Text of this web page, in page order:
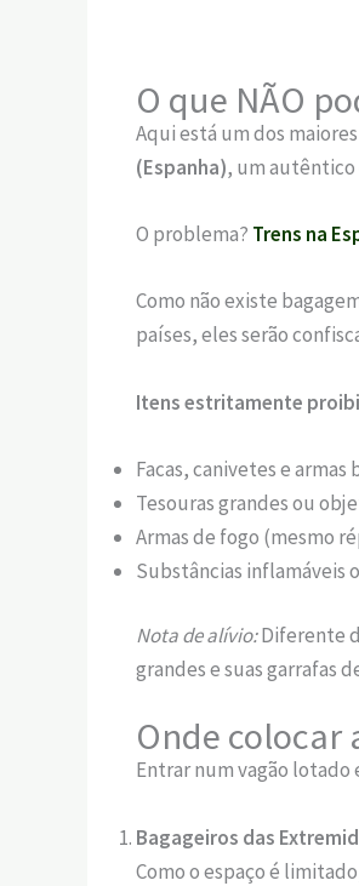
O que NÃO
Aqui está um dos
(Espanha), um autêntico
O problema? Trens na
Como não existe
países, eles serão
Itens estritamente
Facas, canivetes e
Tesouras grandes ou
Armas de fogo (mesmo
Substâncias inflamáveis
Nota de alívio:Diferente
grandes e suas garrafas
Onde colocar
Entrar num vagão lotado
Bagageiros das
Como o espaço é